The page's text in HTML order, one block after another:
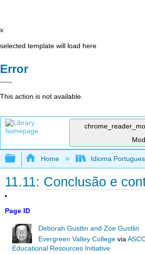
x
selected template will load here
Error
This action is not available.
Expand/collapse global
Home Idioma Portugues
11.11: Conclusão e
Page ID
Deborah Gustlin and Zoe Gustlin
Evergreen Valley College via
Educational Resources Initiative